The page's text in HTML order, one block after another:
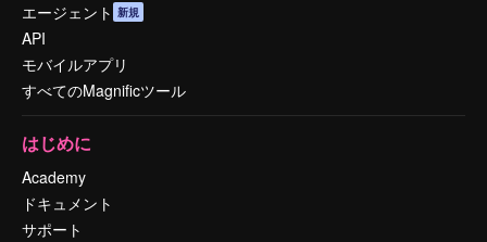
エージェント 新規
API
モバイルアプリ
すべてのMagnificツール
はじめに
Academy
ドキュメント
サポート